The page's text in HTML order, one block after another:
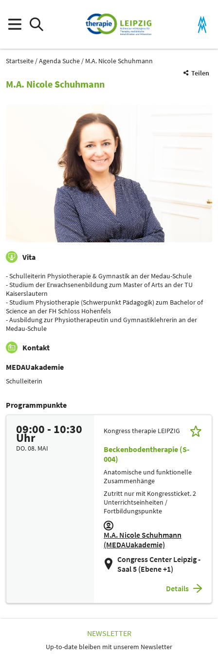
Startseite Agenda Suche
M.A. Nicole Schuhmann
Teilen
M.A. Nicole Schuhmann
Vita
- Schulleiterin Physiotherapie & Gymnastik an der Medau-Schule
- Studium der Erwachsenenbildung zum Master of Arts an der TU
Kaiserslautern
- Studium Physiotherapie (Schwerpunkt Pädagogik) zum Bachelor of
Science an der FH Schloss Hohenfels
- Ausbildung zur Physiotherapeutin und Gymnastiklehrerin an der
Medau-Schule
Kontakt
MEDAUakademie
Schulleiterin
Programmpunkte
09:00 - 10:30
Uhr
DO. 08. MAI
Kongress therapie LEIPZIG
Beckenbodentherapie (S-
004)
Anatomische und funktionelle
Zusammenhänge
Zutritt nur mit Kongressticket. 2
Unterrichtseinheiten /
Fortbildungspunkte
M.A. Nicole Schuhmann
(MEDAUakademie)
Congress Center Leipzig -
Saal 5 (Ebene +1)
Details
NEWSLETTER
Up-to-date bleiben mit unserem Newsletter